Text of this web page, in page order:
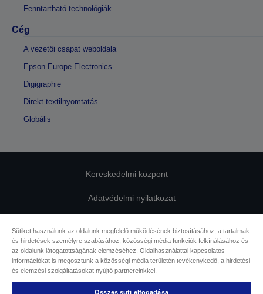
Fenntartható technológiák
Cég
A vezetői csapat weboldala
Epson Europe Electronics
Digigraphie
Direkt textilnyomtatás
Globális
Kereskedelmi központ
Adatvédelmi nyilatkozat
Kapcsolatfelvétel
Sütikkel kapcsolatos információk
Sütiket használunk az oldalunk megfelelő működésének biztosításához, a tartalmak
és hirdetések személyre szabásához, közösségi média funkciók felkínálásához és
az oldalunk látogatottságának elemzéséhez. Oldalhasználattal kapcsolatos
információkat is megosztunk a közösségi média területén tevékenykedő, a hirdetési
és elemzési szolgáltatásokat nyújtó partnereinkkel.
Összes süti elfogadása